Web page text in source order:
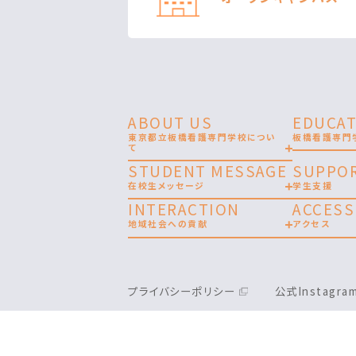
ABOUT US
東京都立板橋看護専門学校につい
て
板橋看護専門
STUDENT MESSAGE
在校生メッセージ 学生支援
INTERACTION
地域社会への貢献
ACCESS
アクセス
プライバシーポリシー 公式